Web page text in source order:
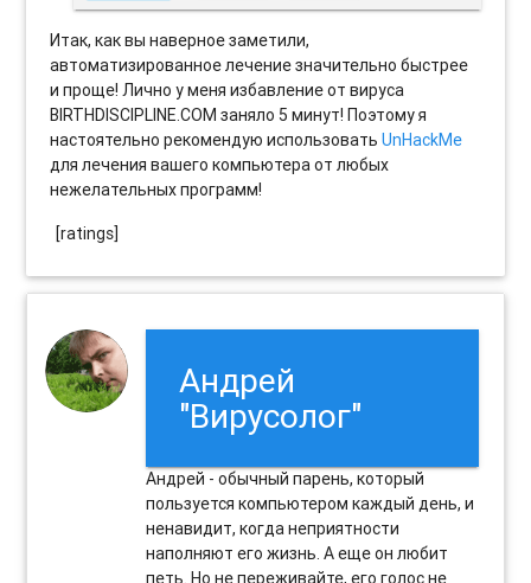
Итак, как вы наверное заметили,
автоматизированное лечение значительно быстрее
и проще! Лично у меня избавление от вируса
BIRTHDISCIPLINE.COM заняло 5 минут! Поэтому я
настоятельно рекомендую использоватьUnHackMe
для лечения вашего компьютера от любых
нежелательных программ!
[ratings]
Андрей
"Вирусолог"
Андрей - обычный парень, который
пользуется компьютером каждый день, и
ненавидит, когда неприятности
наполняют его жизнь. А еще он любит
петь. Но не переживайте, его голос не